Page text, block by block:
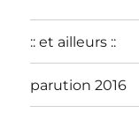
:: et ailleurs ::
parution 2016